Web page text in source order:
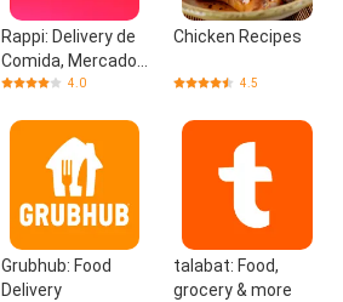
Rappi: Delivery de
Comida, Mercado
y Farmacia
4.0
Chicken Recipes
4.5
Grubhub: Food
Delivery
talabat: Food,
grocery & more